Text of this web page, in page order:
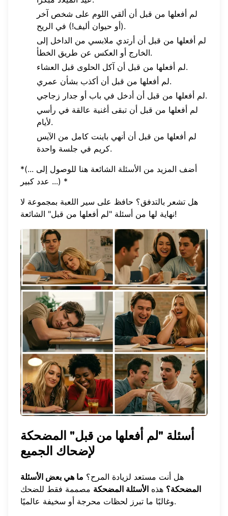
لم أفعلها من قبل أن ألقي اللوم على شخص آخر
(أو حيوان أليف!) في الريح.
لم أفعلها من قبل أن أرتدي ملابسي من الداخل إلى
الخارج أو العكس عن طريق الخطأ.
لم أفعلها من قبل أن آكل الحلوى قبل العشاء.
لم أفعلها من قبل أن أكذب بشأن عمري.
لم أفعلها من قبل أن أدخل في باب أو جدار زجاجي.
لم أفعلها من قبل أن تبقى أغنية عالقة في رأسي
لأيام.
لم أفعلها من قبل أن أنهي باينت كامل من الآيس
كريم في جلسة واحدة.
*(... أضف المزيد من الأسئلة الشائعة هنا للوصول إلى
عدد كبير ...) *
هل تشعر بالتدفق؟ حافظ على سير اللعبة بمجموعة لا
نهاية لها من أسئلة "لم أفعلها من قبل" الشائعة !
أسئلة "لم أفعلها من قبل" المضحكة
لإضحاك الجميع
هل أنت مستعد لزيادة المرح؟ ما هي بعض الأسئلة
المضحكة؟ هذه الأسئلة المضحكة مصممة فقط للضحك
وغالبًا ما تبرز لحظات محرجة أو سخيفة عالميًا.